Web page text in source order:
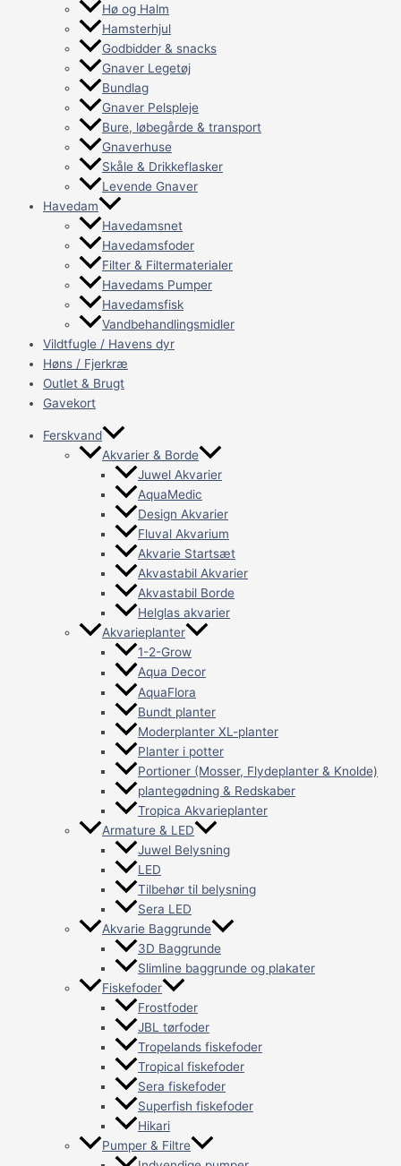
Hø og Halm
Hamsterhjul
Godbidder & snacks
Gnaver Legetøj
Bundlag
Gnaver Pelspleje
Bure, løbegårde & transport
Gnaverhuse
Skåle & Drikkeflasker
Levende Gnaver
Havedam
Havedamsnet
Havedamsfoder
Filter & Filtermaterialer
Havedams Pumper
Havedamsfisk
Vandbehandlingsmidler
Vildtfugle / Havens dyr
Høns / Fjerkræ
Outlet & Brugt
Gavekort
Ferskvand
Akvarier & Borde
Juwel Akvarier
AquaMedic
Design Akvarier
Fluval Akvarium
Akvarie Startsæt
Akvastabil Akvarier
Akvastabil Borde
Helglas akvarier
Akvarieplanter
1-2-Grow
Aqua Decor
AquaFlora
Bundt planter
Moderplanter XL-planter
Planter i potter
Portioner (Mosser, Flydeplanter & Knolde)
plantegødning & Redskaber
Tropica Akvarieplanter
Armature & LED
Juwel Belysning
LED
Tilbehør til belysning
Sera LED
Akvarie Baggrunde
3D Baggrunde
Slimline baggrunde og plakater
Fiskefoder
Frostfoder
JBL tørfoder
Tropelands fiskefoder
Tropical fiskefoder
Sera fiskefoder
Superfish fiskefoder
Hikari
Pumper & Filtre